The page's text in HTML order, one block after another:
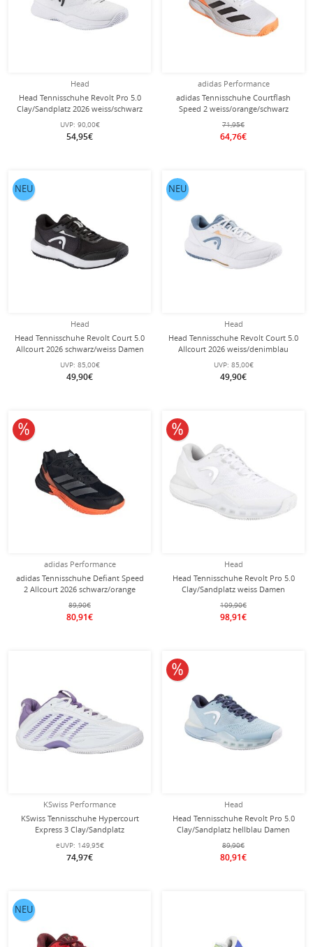
Head
Head Tennisschuhe Revolt Pro 5.0
Clay/Sandplatz 2026 weiss/schwarz
Kinder
UVP: 90,00€
54,95€
adidas Performance
adidas Tennisschuhe Courtflash
Speed 2 weiss/orange/schwarz
Herren
71,95€
64,76€
Head
Head Tennisschuhe Revolt Court 5.0
Allcourt 2026 schwarz/weiss Damen
UVP: 85,00€
49,90€
NEU
Head
Head Tennisschuhe Revolt Court 5.0
Allcourt 2026 weiss/denimblau
Damen
UVP: 85,00€
49,90€
NEU
adidas Performance
adidas Tennisschuhe Defiant Speed
2 Allcourt 2026 schwarz/orange
Herren
89,90€
80,91€
10% reduziert
Head
Head Tennisschuhe Revolt Pro 5.0
Clay/Sandplatz weiss Damen
109,90€
98,91€
10% reduziert
KSwiss Performance
KSwiss Tennisschuhe Hypercourt
Express 3 Clay/Sandplatz
weiss/purple Damen
eUVP: 149,95€
74,97€
Head
Head Tennisschuhe Revolt Pro 5.0
Clay/Sandplatz hellblau Damen
89,90€
80,91€
10% reduziert
NEU